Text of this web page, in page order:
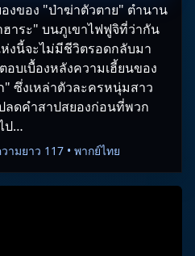
องของ "ป่าฆ่าตัวตาย" ตำนาน
าระ" บนภูเขาไฟฟูจิที่ว่ากัน
งนี้จะไม่มีชีวิตรอดกลับมา
บเบื้องหลังความเฮี้ยนของ
ซึ่งเหล่าตัวละครหนุ่มสาว
ลดคำสาปสยองก่อนที่พวก
ป…
ามยาว 117 • พากย์ไทย